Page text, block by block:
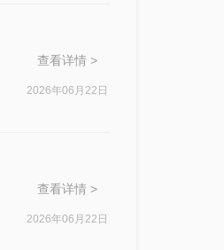
查看详情 >
2026年06月22日
查看详情 >
2026年06月22日